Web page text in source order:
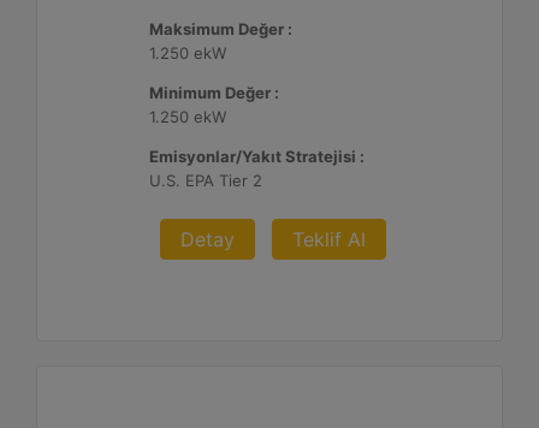
Maksimum Değer :
1.250 ekW
Minimum Değer :
1.250 ekW
Emisyonlar/Yakıt Stratejisi :
U.S. EPA Tier 2
Detay Teklif Al